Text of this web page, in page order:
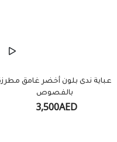
عباية ندى بلون أخضر غامق
بالفصوص
3,500AED